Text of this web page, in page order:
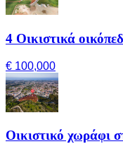
4 Οικιστικά
€ 100,000
Οικιστικό χωράφι